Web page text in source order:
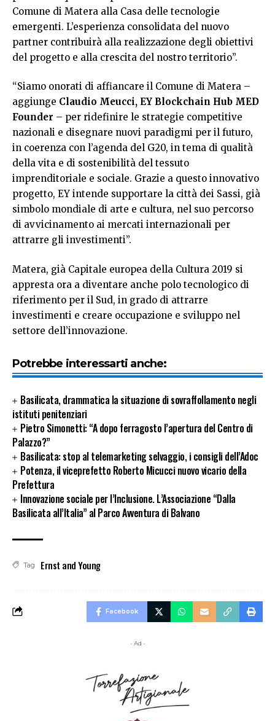
Comune di Matera alla Casa delle tecnologie
emergenti. L’esperienza consolidata del nuovo
partner contribuirà alla realizzazione degli obiettivi
del progetto e alla crescita del nostro territorio”.
“Siamo onorati di affiancare il Comune di Matera –
aggiunge Claudio Meucci, EY Blockchain Hub MED
Founder – per ridefinire le strategie competitive
nazionali e disegnare nuovi paradigmi per il futuro,
in coerenza con l’agenda del G20, in tema di qualità
della vita e di sostenibilità del tessuto
imprenditoriale e sociale. Grazie a questo innovativo
progetto, EY intende supportare la città dei Sassi, già
simbolo mondiale di arte e cultura, nel suo percorso
di avvicinamento ai mercati internazionali per
attrarre gli investimenti”.
Matera, già Capitale europea della Cultura 2019 si
appresta ora a diventare anche polo tecnologico di
riferimento per il Sud, in grado di attrarre
investimenti e creare occupazione e sviluppo nel
settore dell’innovazione.
Potrebbe interessarti anche:
Basilicata, drammatica la situazione di sovraffollamento negli
istituti penitenziari
Pietro Simonetti: “A dopo ferragosto l’apertura del Centro di
Palazzo?”
Basilicata: stop al telemarketing selvaggio, i consigli dell’Adoc
Potenza, il viceprefetto Roberto Micucci nuovo vicario della
Prefettura
Innovazione sociale per l’Inclusione. L’Associazione “Dalla
Basilicata all’Italia” al Parco Avventura di Balvano
Tag Ernst and Young
Facebook
- Ad -